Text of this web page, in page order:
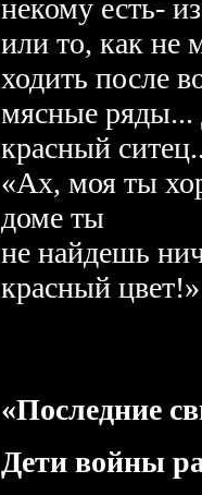
некому есть-
или то, как не
ходить после
мясные ряды...
красный
«Ах, моя ты
доме ты
не найдешь
красный цвет!»
«Последние
Дети войны